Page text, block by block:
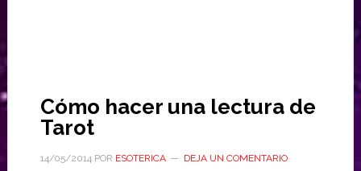
Cómo hacer una lectura de
Tarot
14/05/2014POR ESOTERICA DEJA UN COMENTARIO